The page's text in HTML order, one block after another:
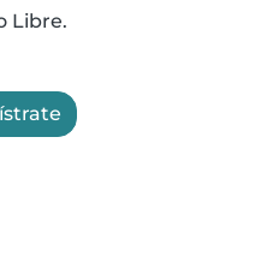
Libre.